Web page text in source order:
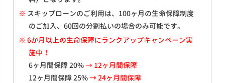
※ スキップローンのご利用は、100ヶ月の生命保障制度
のご加入、60回の分割払いの場合のみ可能です。
※ 6か月以上の生命保障にランクアップキャンペーン実
施中！
6ヶ月間保障 20%→ 12ヶ月間保障
12ヶ月間保障 25%→ 24ヶ月間保障